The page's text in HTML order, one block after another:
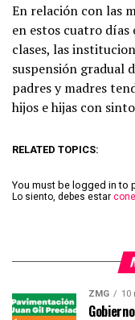
En relación con las
en estos cuatro días
clases, las
suspensión gradual
padres y madres
hijos e hijas con
RELATED TOPICS:
You must be logged in to
Lo siento, debes estar
ZMG 10